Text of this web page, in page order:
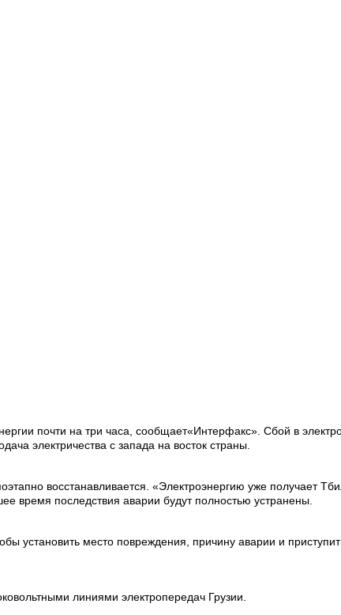
почти на три часа, сообщает«Интерфакс». Сбой в
электричества с запада на восток страны.
восстанавливается. «Электроэнергию уже получает
время последствия аварии будут полностью устранены.
установить место повреждения, причину аварии и
линиями электропередач Грузии.